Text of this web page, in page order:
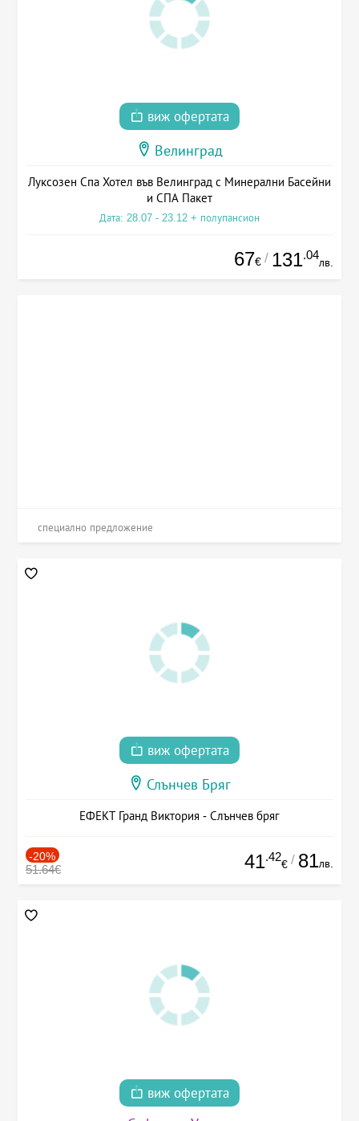
виж офертата
Велинград
Луксозен Спа Хотел във Велинград с Минерални Басейни
и СПА Пакет
Дата: 28.07 - 23.12 + полупансион
67€ / 131.04
лв.
специално предложение
виж офертата
Слънчев Бряг
ЕФЕКТ Гранд Виктория - Слънчев бряг
-20%
51.64€ 41.42
€ / 81лв.
виж офертата